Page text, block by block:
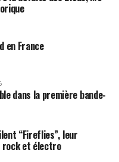
en France
dans la première bande-
“Fireflies”, leur
rock et électro